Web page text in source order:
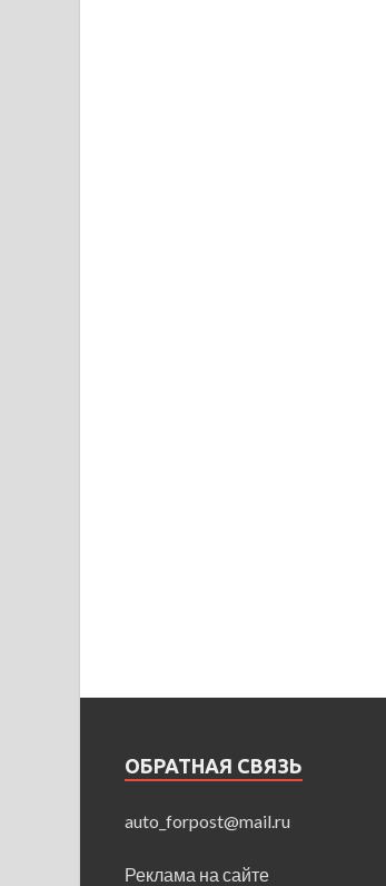
ОБРАТНАЯ СВЯЗЬ
auto_forpost@mail.ru
Реклама на сайте